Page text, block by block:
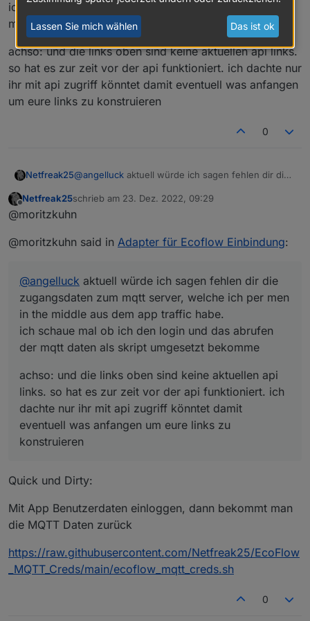
ich schaue mal ob ich den login und das abrufen der
mqtt daten als skript umgesetzt bekomme
achso: und die links oben sind keine aktuellen api links.
so hat es zur zeit vor der api funktioniert. ich dachte nur
ihr mit api zugriff könntet damit eventuell was anfangen
um eure links zu konstruieren
0
Netfreak25@angelluck aktuell würde ich sagen fehlen dir die
men in the middle aus dem app traffic habe.
ich schaue mal ob ich den login und das abrufen
achso: und die links oben sind keine aktuellen api
links. so hat es zur zeit vor der api funktioniert. ich
eventuell was anfangen um eure links zu
Offline
Netfreak25schrieb am 23. Dez. 2022, 09:29
zuletzt editiert von
@moritzkuhn
@moritzkuhn said in Adapter für Ecoflow Einbindung:
@angelluck aktuell würde ich sagen fehlen dir die
zugangsdaten zum mqtt server, welche ich per men
in the middle aus dem app traffic habe.
ich schaue mal ob ich den login und das abrufen
der mqtt daten als skript umgesetzt bekomme
achso: und die links oben sind keine aktuellen api
links. so hat es zur zeit vor der api funktioniert. ich
dachte nur ihr mit api zugriff könntet damit
eventuell was anfangen um eure links zu
konstruieren
Quick und Dirty:
Mit App Benutzerdaten einloggen, dann bekommt man
die MQTT Daten zurück
https://raw.githubusercontent.com/Netfreak25/EcoFlow
_MQTT_Creds/main/ecoflow_mqtt_creds.sh
0
Lassen Sie mich wählen Das ist ok